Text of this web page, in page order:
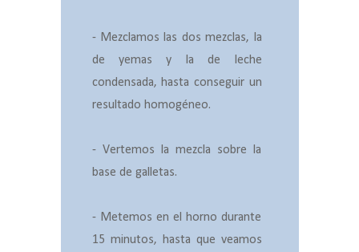
- Mezclamos las dos mezclas, la
de yemas y la de leche
condensada, hasta conseguir un
resultado homogéneo.
- Vertemos la mezcla sobre la
base de galletas.
- Metemos en el horno durante
15 minutos, hasta que veamos